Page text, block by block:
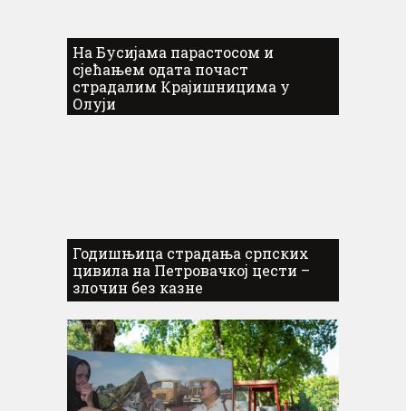
На Бусијама парастосом и
сјећањем одата почаст
страдалим Крајишницима у
Олуји
Годишњица страдања српских
цивила на Петровачкој цести –
злочин без казне